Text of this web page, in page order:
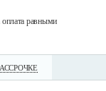
равными